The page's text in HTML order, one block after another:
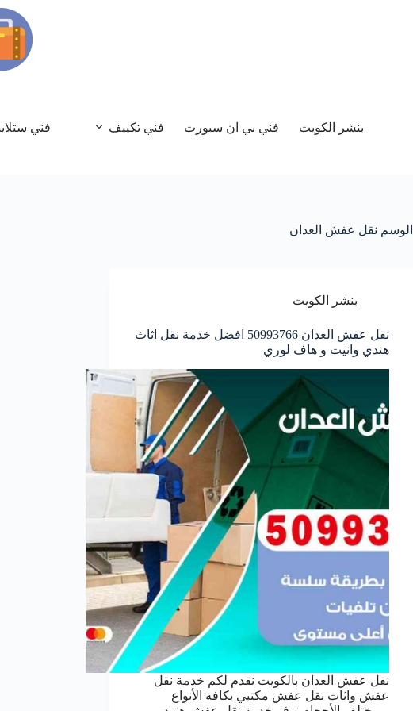
بنشر الكويت فني بي ان سبورت فني تكييف فني
الوسم نقل عفش العدان
بنشر الكويت
نقل عفش العدان 50993766 افضل خدمة نقل اثاث
هندي وانيت و هاف لوري
نقل عفش العدان بالكويت نقدم لكم خدمة نقل
عفش واثاث نقل عفش مكتبي بكافة الأنواع